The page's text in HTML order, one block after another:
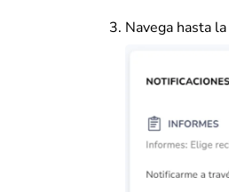
Navega hasta